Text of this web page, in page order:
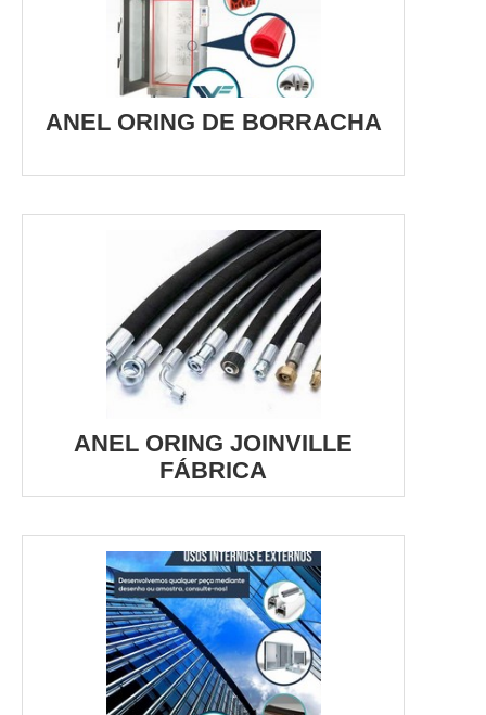
ANEL ORING DE BORRACHA
ANEL ORING JOINVILLE
FÁBRICA